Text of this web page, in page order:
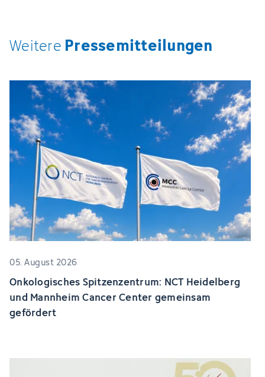
Weitere Pressemitteilungen
05. August 2026
Onkologisches Spitzenzentrum: NCT Heidelberg
und Mannheim Cancer Center gemeinsam
gefördert